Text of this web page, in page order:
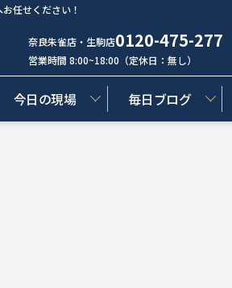
任せください！
奈良朱雀店・生駒店0120-475-277
営業時間 8:00~18:00（定休日：無し）
今日の現場 毎日ブログ